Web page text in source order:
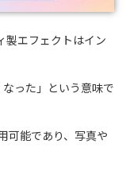
製エフェクトはイン
った」という意味で
可能であり、写真や